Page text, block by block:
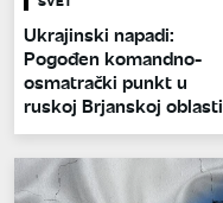
Ukrajinski napadi:
Pogođen komandno-
osmatrački punkt u
ruskoj Brjanskoj oblasti